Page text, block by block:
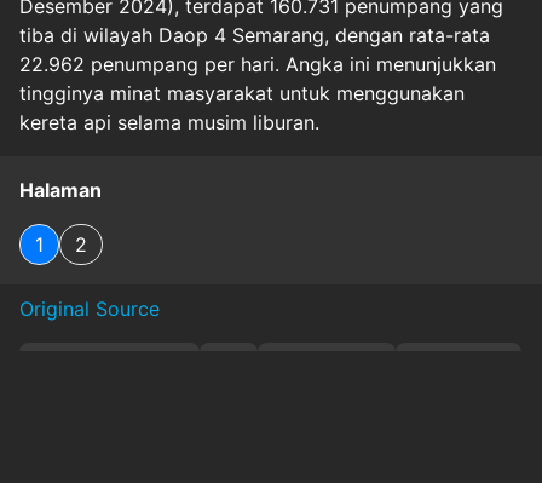
Desember 2024), terdapat 160.731 penumpang yang
tiba di wilayah Daop 4 Semarang, dengan rata-rata
22.962 penumpang per hari. Angka ini menunjukkan
tingginya minat masyarakat untuk menggunakan
kereta api selama musim liburan.
Halaman
1 2
Original Source